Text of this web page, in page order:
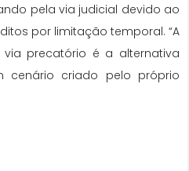
pela via judicial devido ao
por limitação temporal. “A
via precatório é a alternativa
cenário criado pelo próprio